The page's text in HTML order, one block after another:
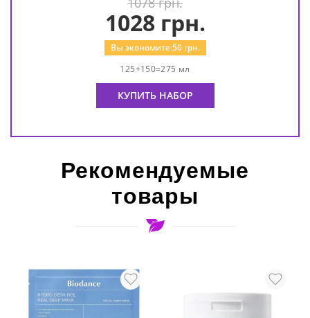
1028 грн.
Вы экономите:50грн.
125+150=275 мл
КУПИТЬ НАБОР
Рекомендуемые
товары